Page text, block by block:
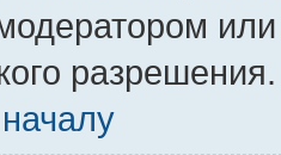
разрешения.